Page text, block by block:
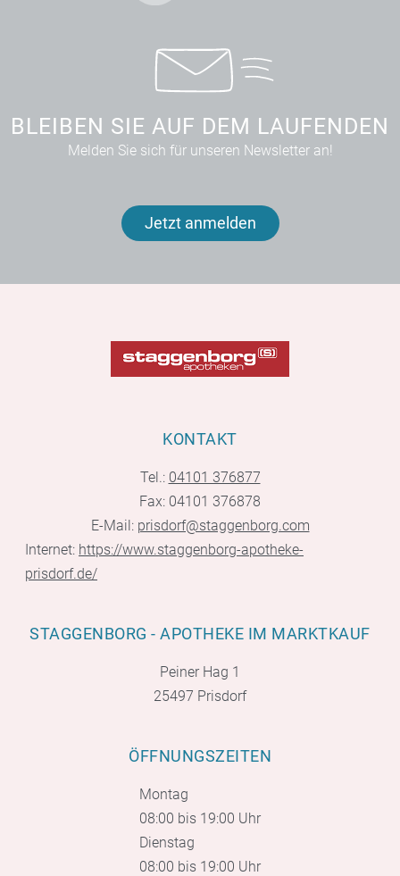
BLEIBEN SIE AUF DEM LAUFENDEN
Melden Sie sich für unseren Newsletter an!
Jetzt anmelden
KONTAKT
Tel.: 04101 376877
Fax: 04101 376878
E-Mail: prisdorf@staggenborg.com
Internet: https://www.staggenborg-apotheke-
prisdorf.de/
STAGGENBORG - APOTHEKE IM MARKTKAUF
Peiner Hag 1
25497 Prisdorf
ÖFFNUNGSZEITEN
Montag
08:00 bis 19:00 Uhr
Dienstag
08:00 bis 19:00 Uhr